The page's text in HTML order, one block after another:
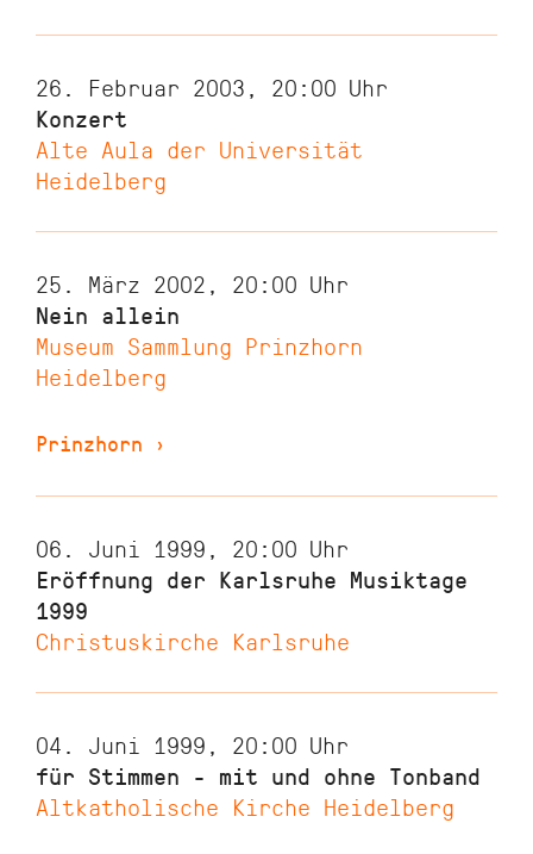
26. Februar 2003, 20:00 Uhr
Konzert
Alte Aula der Universität
Heidelberg
25. März 2002, 20:00 Uhr
Nein allein
Museum Sammlung Prinzhorn
Heidelberg
Prinzhorn ›
06. Juni 1999, 20:00 Uhr
Eröffnung der Karlsruhe Musiktage
1999
Christuskirche Karlsruhe
04. Juni 1999, 20:00 Uhr
für Stimmen - mit und ohne Tonband
Altkatholische Kirche Heidelberg